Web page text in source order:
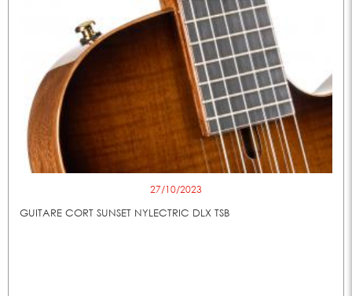
27/10/2023
GUITARE CORT SUNSET NYLECTRIC DLX TSB